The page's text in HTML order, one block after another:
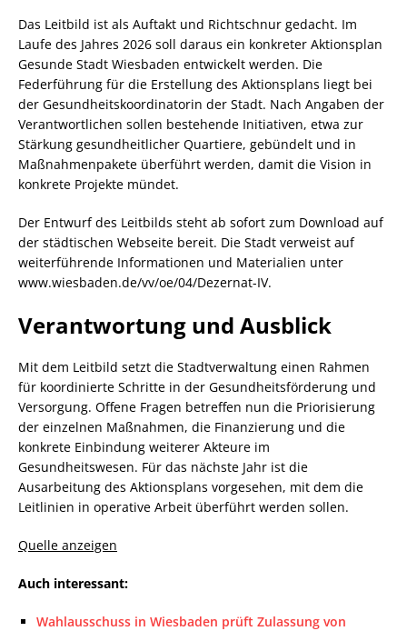
Das Leitbild ist als Auftakt und Richtschnur gedacht. Im
Laufe des Jahres 2026 soll daraus ein konkreter Aktionsplan
Gesunde Stadt Wiesbaden entwickelt werden. Die
Federführung für die Erstellung des Aktionsplans liegt bei
der Gesundheitskoordinatorin der Stadt. Nach Angaben der
Verantwortlichen sollen bestehende Initiativen, etwa zur
Stärkung gesundheitlicher Quartiere, gebündelt und in
Maßnahmenpakete überführt werden, damit die Vision in
konkrete Projekte mündet.
Der Entwurf des Leitbilds steht ab sofort zum Download auf
der städtischen Webseite bereit. Die Stadt verweist auf
weiterführende Informationen und Materialien unter
www.wiesbaden.de/vv/oe/04/Dezernat-IV.
Verantwortung und Ausblick
Mit dem Leitbild setzt die Stadtverwaltung einen Rahmen
für koordinierte Schritte in der Gesundheitsförderung und
Versorgung. Offene Fragen betreffen nun die Priorisierung
der einzelnen Maßnahmen, die Finanzierung und die
konkrete Einbindung weiterer Akteure im
Gesundheitswesen. Für das nächste Jahr ist die
Ausarbeitung des Aktionsplans vorgesehen, mit dem die
Leitlinien in operative Arbeit überführt werden sollen.
Quelle anzeigen
Auch interessant:
Wahlausschuss in Wiesbaden prüft Zulassung von